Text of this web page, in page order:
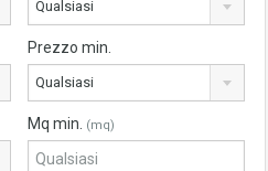
Qualsiasi
Prezzo min.
Qualsiasi
Mq min. (mq)